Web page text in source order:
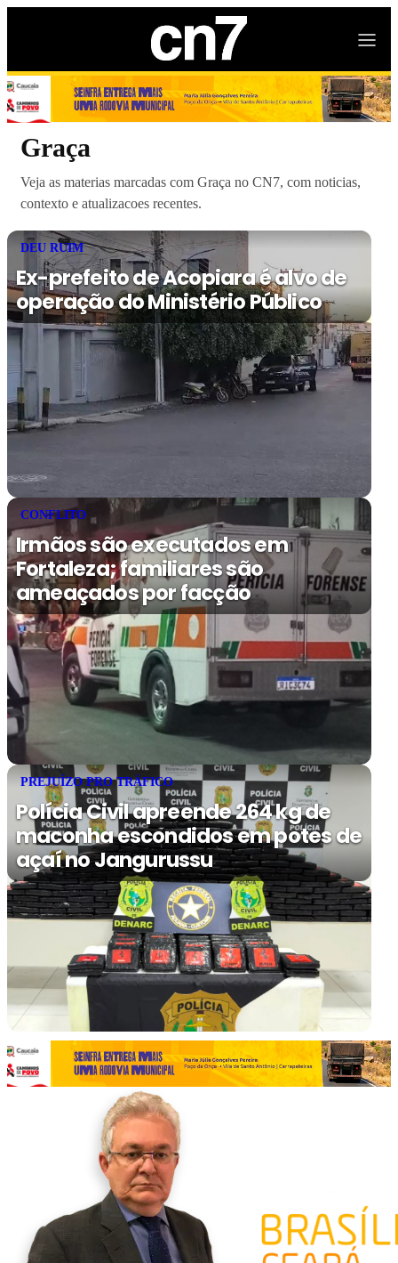
Graça
Veja as materias marcadas com Graça no CN7, com noticias,
contexto e atualizacoes recentes.
DEU RUIM
Ex-prefeito de Acopiara é alvo de
operação do Ministério Público
CONFLITO
Irmãos são executados em
Fortaleza; familiares são
ameaçados por facção
PREJUÍZO PRO TRÁFICO
Polícia Civil apreende 264 kg de
maconha escondidos em potes de
açaí no Jangurussu